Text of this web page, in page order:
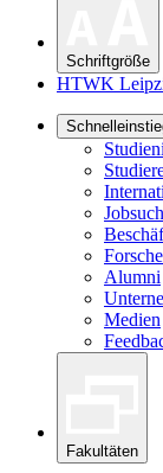
Schriftgröße
HTWK
Alumni
Medien
Fakultäten